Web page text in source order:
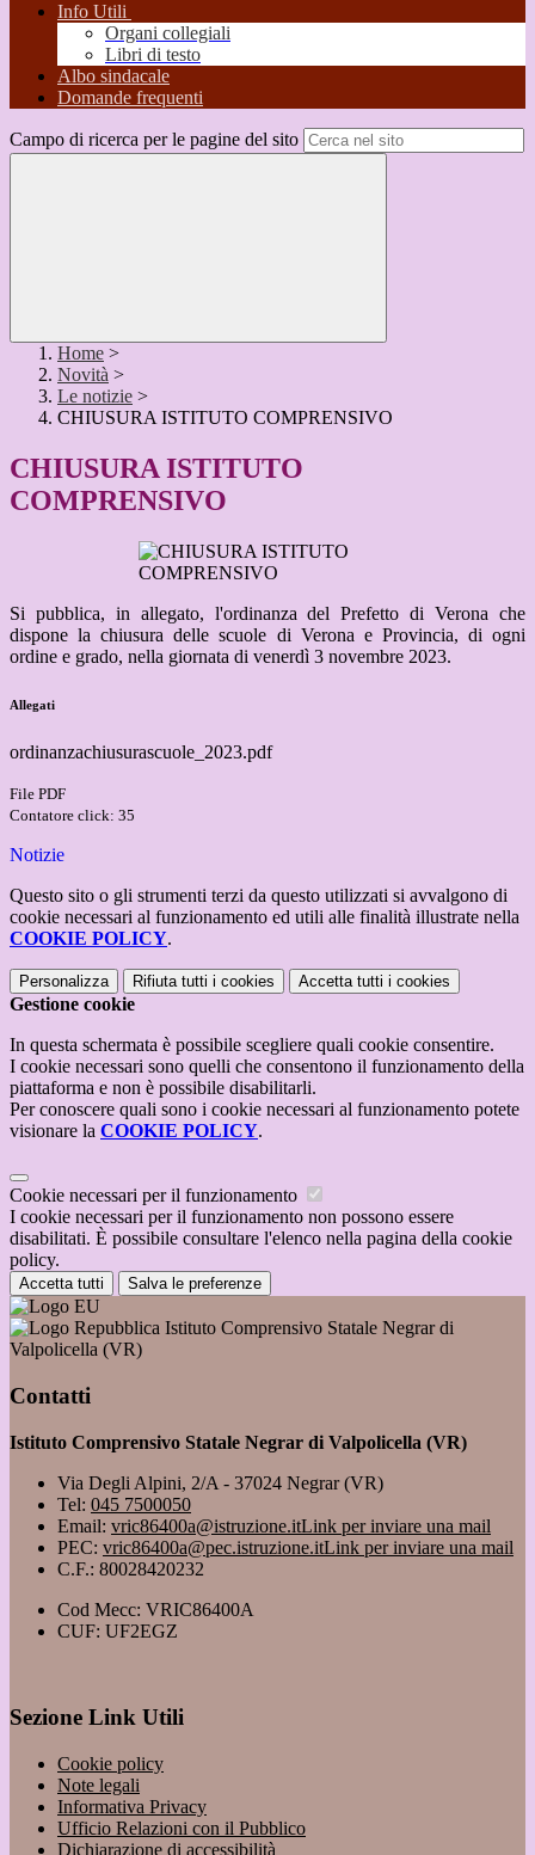
Info Utili
Organi collegiali
Libri di testo
Albo sindacale
Domande frequenti
Campo di ricerca per le pagine del sito
Home >
Novità >
Le notizie >
CHIUSURA ISTITUTO COMPRENSIVO
CHIUSURA ISTITUTO
COMPRENSIVO
Si pubblica, in allegato, l'ordinanza del Prefetto di Verona che
dispone la chiusura delle scuole di Verona e Provincia, di ogni
ordine e grado, nella giornata di venerdì 3 novembre 2023.
Allegati
ordinanzachiusurascuole_2023.pdf
File PDF
Contatore click: 35
Notizie
Questo sito o gli strumenti terzi da questo utilizzati si avvalgono di
cookie necessari al funzionamento ed utili alle finalità illustrate nella
COOKIE POLICY.
Personalizza Rifiuta tutti i cookies Accetta tutti i cookies
Gestione cookie
In questa schermata è possibile scegliere quali cookie consentire.
I cookie necessari sono quelli che consentono il funzionamento della
piattaforma e non è possibile disabilitarli.
Per conoscere quali sono i cookie necessari al funzionamento potete
visionare la COOKIE POLICY.
Cookie necessari per il funzionamento
I cookie necessari per il funzionamento non possono essere
disabilitati. È possibile consultare l'elenco nella pagina della cookie
policy.
Accetta tutti Salva le preferenze
Istituto Comprensivo Statale Negrar di
Valpolicella (VR)
Contatti
Istituto Comprensivo Statale Negrar di Valpolicella (VR)
Via Degli Alpini, 2/A - 37024 Negrar (VR)
Tel: 045 7500050
Email: vric86400a@istruzione.itLink per inviare una mail
PEC: vric86400a@pec.istruzione.itLink per inviare una mail
C.F.: 80028420232
Cod Mecc: VRIC86400A
CUF: UF2EGZ
Sezione Link Utili
Cookie policy
Note legali
Informativa Privacy
Ufficio Relazioni con il Pubblico
Dichiarazione di accessibilità